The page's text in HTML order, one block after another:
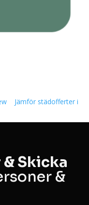
Jämför städofferter i
Skicka
&